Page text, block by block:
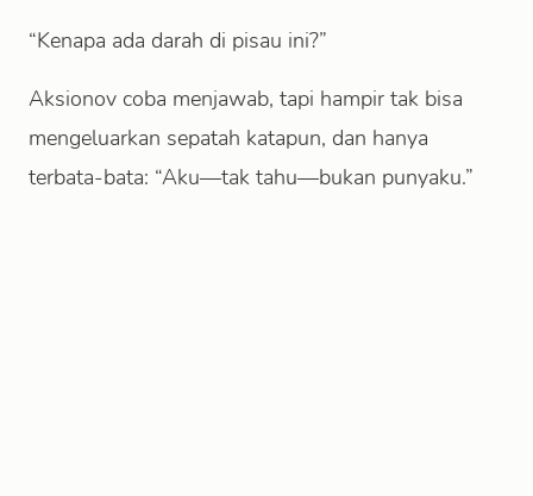
“Kenapa ada darah di pisau ini?”
Aksionov coba menjawab, tapi hampir tak bisa
mengeluarkan sepatah katapun, dan hanya
terbata-bata: “Aku—tak tahu—bukan punyaku.”